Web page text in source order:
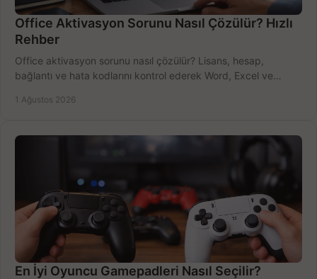
Office Aktivasyon Sorunu Nasıl Çözülür? Hızlı
Rehber
Office aktivasyon sorunu nasıl çözülür? Lisans, hesap,
bağlantı ve hata kodlarını kontrol ederek Word, Excel ve
1 Ağustos 2026
En İyi Oyuncu Gamepadleri Nasıl Seçilir?